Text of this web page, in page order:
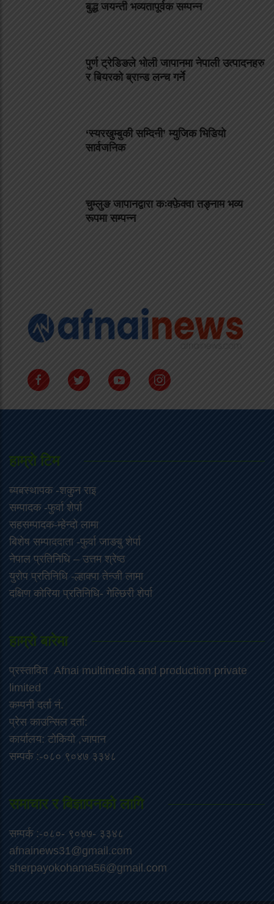
बुद्ध जयन्ती भव्यतापूर्वक सम्पन्न
पुर्ण ट्रेडिङले भोली जापानमा नेपाली उत्पादनहरु
र बियरको ब्रान्ड लन्च गर्ने
‘स्यरखुम्बुकी सम्दिनी’ म्युजिक भिडियो
सार्वजनिक
चुम्लुङ जापानद्वारा कःक्फ़ेक्वा तङ्नाम भव्य
रूपमा सम्पन्न
हाम्राे टिम
ब्यबस्थापक -शकुन राइ
सम्पादक -फुर्वा शेर्पा
सहसम्पादक-म्हेन्दो लामा
‍बिशेष सम्पाददाता -फुर्वा जा‌ङबु शेर्पा
नेपाल प्रतिनिधि – उत्तम श्रेष्ठ
युरोप प्रतिनिधि -ल्हाक्पा तेन्जी लामा
दक्षिण कोरिया प्रतिनिधि- गेल्छिरी शेर्पा
हाम्रो बारेमा
प्रस्तावित Afnai multimedia and production private
limited
कम्पनी दर्ता नं.
प्रेस काउन्सिल दर्ता:
कार्यालय: टोकियो ,जापान
सम्पर्क :-०८० ९०४७ ३३४८
समाचार र बिज्ञापनको लागि
सम्पर्क :-०८०- ९०४७- ३३४८
afnainews31@gmail.com
sherpayokohama56@gmail.com